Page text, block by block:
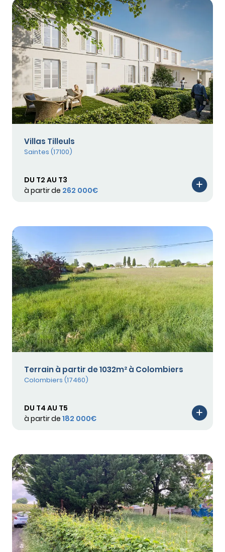
Villas Tilleuls
Saintes (17100)
DU T2 AU T3
à partir de 262 000€
Terrain à partir de 1032m² à Colombiers
Colombiers (17460)
DU T4 AU T5
à partir de 182 000€